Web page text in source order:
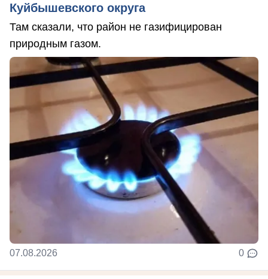
Куйбышевского округа
Там сказали, что район не газифицирован
природным газом.
07.08.2026 0